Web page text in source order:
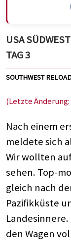
USA
TAG 3
SOUTHWEST
(Letzte Änderung:
Nach einem
meldete sich
Wir wollten
sehen. Top-
gleich nach
Pazifikküste
den Wagen